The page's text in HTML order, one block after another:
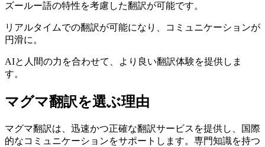
ズールー語の特性を考慮した翻訳が可能です。
リアルタイムでの翻訳が可能になり、コミュニケーションが
円滑に。
AIと人間の力を合わせて、より良い翻訳体験を提供しま
す。
マグマ翻訳を選ぶ理由
マグマ翻訳は、迅速かつ正確な翻訳サービスを提供し、国際
的なコミュニケーションをサポートします。専門知識を持つ